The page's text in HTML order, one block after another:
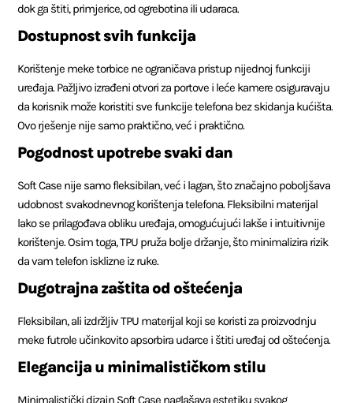
dok ga štiti, primjerice, od ogrebotina ili udaraca.
Dostupnost svih funkcija
Korištenje meke torbice ne ograničava pristup nijednoj funkciji
uređaja. Pažljivo izrađeni otvori za portove i leće kamere osiguravaju
da korisnik može koristiti sve funkcije telefona bez skidanja kućišta.
Ovo rješenje nije samo praktično, već i praktično.
Pogodnost upotrebe svaki dan
Soft Case nije samo fleksibilan, već i lagan, što značajno poboljšava
udobnost svakodnevnog korištenja telefona. Fleksibilni materijal
lako se prilagođava obliku uređaja, omogućujući lakše i intuitivnije
korištenje. Osim toga, TPU pruža bolje držanje, što minimalizira rizik
da vam telefon isklizne iz ruke.
Dugotrajna zaštita od oštećenja
Fleksibilan, ali izdržljiv TPU materijal koji se koristi za proizvodnju
meke futrole učinkovito apsorbira udarce i štiti uređaj od oštećenja.
Elegancija u minimalističkom stilu
Minimalistički dizajn Soft Case naglašava estetiku svakog